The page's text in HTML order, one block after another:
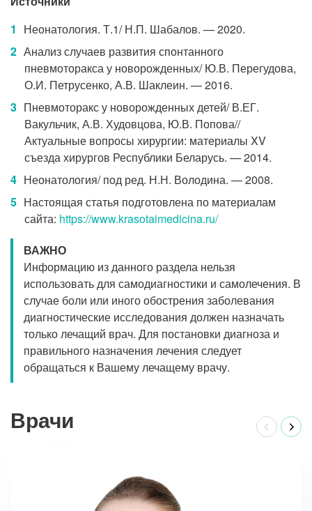
Неонатология. Т.1/ Н.П. Шабалов. — 2020.
Анализ случаев развития спонтанного
пневмоторакса у новорожденных/ Ю.В. Перегудова,
О.И. Петрусенко, А.В. Шаклеин. — 2016.
Пневмоторакс у новорожденных детей/ В.ЕГ.
Вакульчик, А.В. Худовцова, Ю.В. Попова//
Актуальные вопросы хирургии: материалы XV
съезда хирургов Республики Беларусь. — 2014.
Неонатология/ под ред. Н.Н. Володина. — 2008.
Настоящая статья подготовлена по материалам
сайта: https://www.krasotaimedicina.ru/
ВАЖНО
Информацию из данного раздела нельзя
использовать для самодиагностики и самолечения. В
случае боли или иного обострения заболевания
диагностические исследования должен назначать
только лечащий врач. Для постановки диагноза и
правильного назначения лечения следует
обращаться к Вашему лечащему врачу.
Врачи